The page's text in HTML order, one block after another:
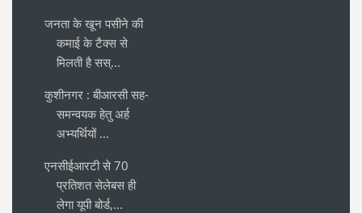
जनता के खून पसीने की
कमाई के टैक्स से
मिलती है सस्...
कुशीनगर : बीआरसी सह-
समन्वयक हेतु अर्ह
अभ्यर्थियों ...
एनसीईआरटी से 70
प्रतिशत सेलेबस ही
लेगा यूपी बोर्ड,...